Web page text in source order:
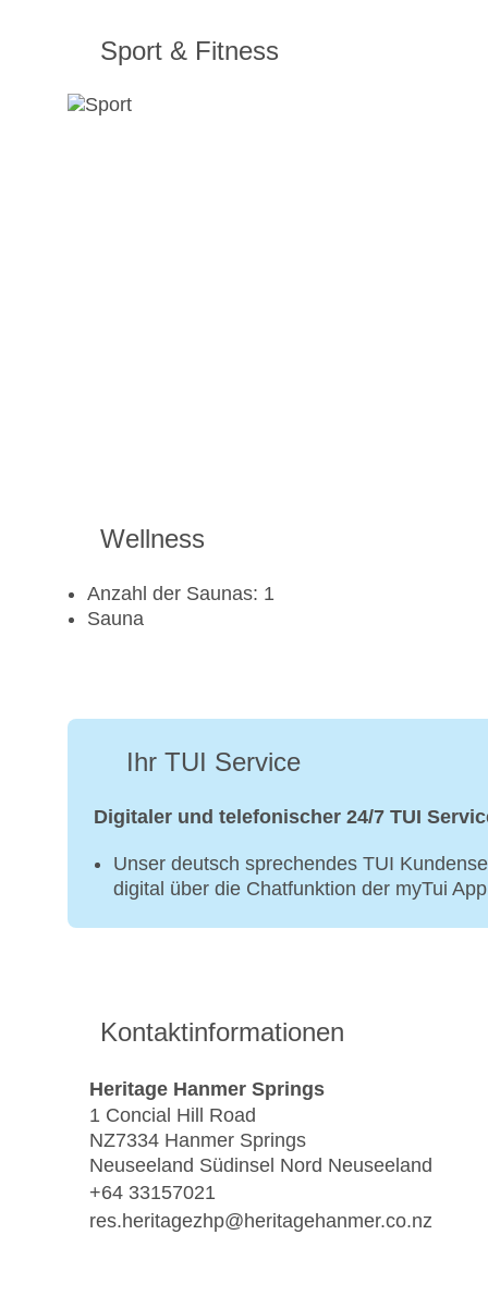
Sport & Fitness
Wellness
Anzahl der Saunas: 1
Sauna
Ihr TUI Service
Digitaler und telefonischer 24/7 TUI
Unser deutsch sprechendes TUI
digital über die Chatfunktion der myTui
Kontaktinformationen
Heritage Hanmer Springs
1 Concial Hill Road
NZ7334 Hanmer Springs
Neuseeland Südinsel Nord Neuseeland
+64 33157021
res.heritagezhp@heritagehanmer.co.nz